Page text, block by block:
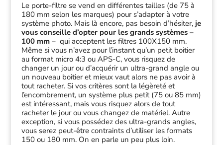
Le porte-filtre se vend en différentes tailles (de 75 à
180 mm selon les marques) pour s’adapter à votre
système photo. Mais là encore, pas besoin d’hésiter,je
vous conseille d’opter pour les grands systèmes –
100 mm– qui acceptent les filtres 100X150 mm.
Même si vous n’avez pour l’instant qu’un petit boitier
au format micro 4:3 ou APS-C, vous risquez de
changer un jour ou d’acquérir un ultra-grand angle ou
un nouveau boitier et mieux vaut alors ne pas avoir à
tout racheter. Si vos critères sont la légèreté et
l’encombrement, un système plus petit (75 ou 85 mm)
est intéressant, mais vous risquez alors de tout
racheter le jour ou vous changez de matériel. Autre
exception, si vous possédez des ultra-grands angles,
vous serez peut-être contraints d’utiliser les formats
150 ou 180 mm. On en parle un peu plus loin.